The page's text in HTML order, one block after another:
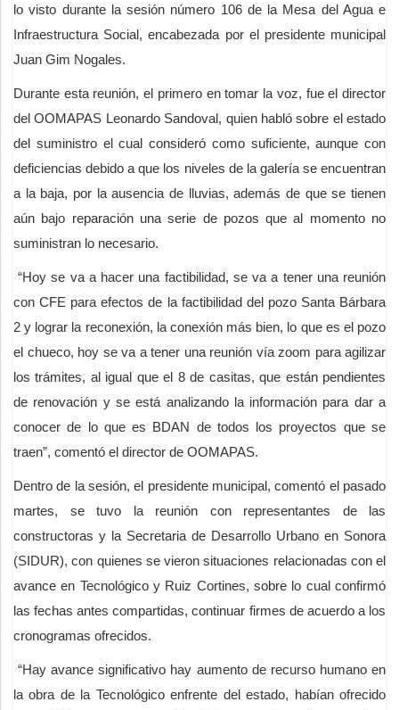
lo visto durante la sesión número 106 de la Mesa del Agua e
Infraestructura Social, encabezada por el presidente municipal
Juan Gim Nogales.
Durante esta reunión, el primero en tomar la voz, fue el director
del OOMAPAS Leonardo Sandoval, quien habló sobre el estado
del suministro el cual consideró como suficiente, aunque con
deficiencias debido a que los niveles de la galería se encuentran
a la baja, por la ausencia de lluvias, además de que se tienen
aún bajo reparación una serie de pozos que al momento no
suministran lo necesario.
“Hoy se va a hacer una factibilidad, se va a tener una reunión
con CFE para efectos de la factibilidad del pozo Santa Bárbara
2 y lograr la reconexión, la conexión más bien, lo que es el pozo
el chueco, hoy se va a tener una reunión vía zoom para agilizar
los trámites, al igual que el 8 de casitas, que están pendientes
de renovación y se está analizando la información para dar a
conocer de lo que es BDAN de todos los proyectos que se
traen”, comentó el director de OOMAPAS.
Dentro de la sesión, el presidente municipal, comentó el pasado
martes, se tuvo la reunión con representantes de las
constructoras y la Secretaria de Desarrollo Urbano en Sonora
(SIDUR), con quienes se vieron situaciones relacionadas con el
avance en Tecnológico y Ruiz Cortines, sobre lo cual confirmó
las fechas antes compartidas, continuar firmes de acuerdo a los
cronogramas ofrecidos.
“Hay avance significativo hay aumento de recurso humano en
la obra de la Tecnológico enfrente del estado, habían ofrecido